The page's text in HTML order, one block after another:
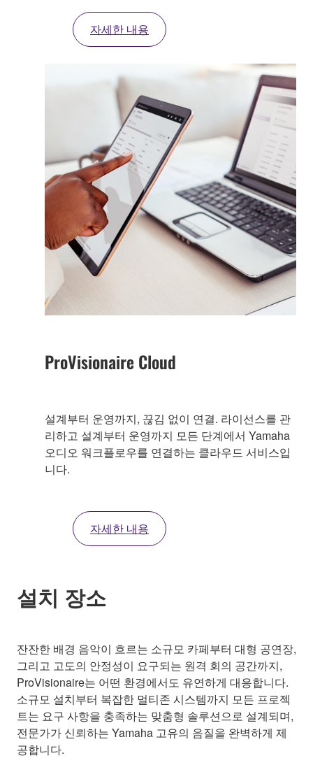
자세한 내용
ProVisionaire Cloud
설계부터 운영까지, 끊김 없이 연결. 라이선스를 관
리하고 설계부터 운영까지 모든 단계에서 Yamaha
오디오 워크플로우를 연결하는 클라우드 서비스입
니다.
자세한 내용
설치 장소
잔잔한 배경 음악이 흐르는 소규모 카페부터 대형 공연장,
그리고 고도의 안정성이 요구되는 원격 회의 공간까지,
ProVisionaire는 어떤 환경에서도 유연하게 대응합니다.
소규모 설치부터 복잡한 멀티존 시스템까지 모든 프로젝
트는 요구 사항을 충족하는 맞춤형 솔루션으로 설계되며,
전문가가 신뢰하는 Yamaha 고유의 음질을 완벽하게 제
공합니다.